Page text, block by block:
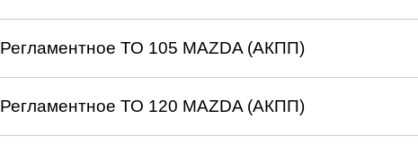
Регламентное ТО 105 MAZDA (АКПП)
Регламентное ТО 120 MAZDA (АКПП)